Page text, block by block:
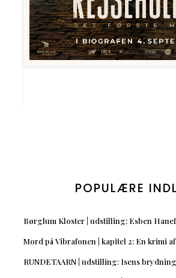
POPULÆRE
Børglum Kloster | udstilling: Esben
Mord på Vibrafonen | kapitel 2: En krimi
RUNDETAARN | udstilling: Isens